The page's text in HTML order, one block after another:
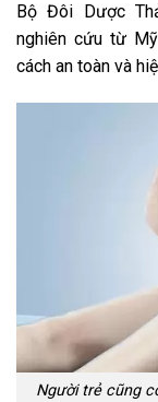
Bộ Đôi Dược
nghiên cứu từ
cách an toàn và
Người trẻ cũng